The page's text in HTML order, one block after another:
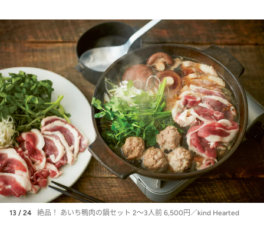
13 / 24 絶品！ あいち鴨肉の鍋セット 2～3人前 6,500円／kind Hearted